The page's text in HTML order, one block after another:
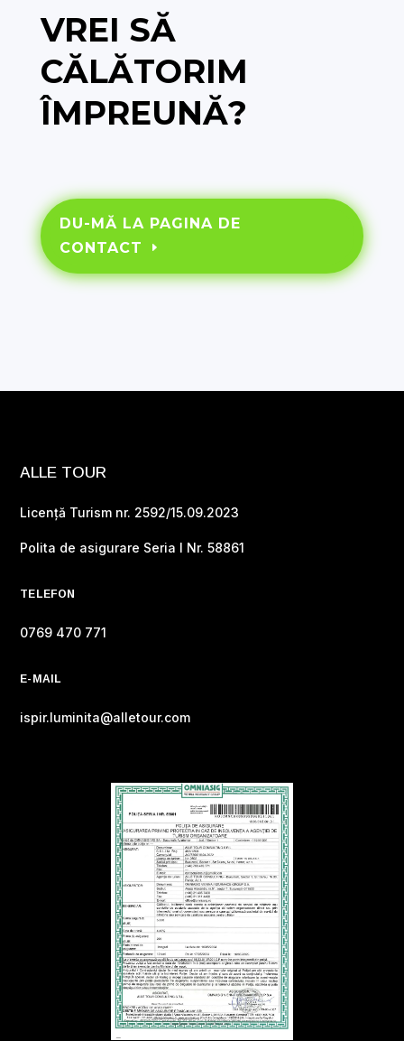
VREI SĂ
CĂLĂTORIM
ÎMPREUNĂ?
DU-MĂ LA PAGINA DE
CONTACT
ALLE TOUR
Licență Turism nr. 2592/15.09.2023
Polita de asigurare Seria I Nr. 58861
TELEFON
0769 470 771
E-MAIL
ispir.luminita@alletour.com